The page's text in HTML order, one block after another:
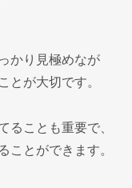
かり見極めなが
とが大切です。
ることも重要で、
ことができます。